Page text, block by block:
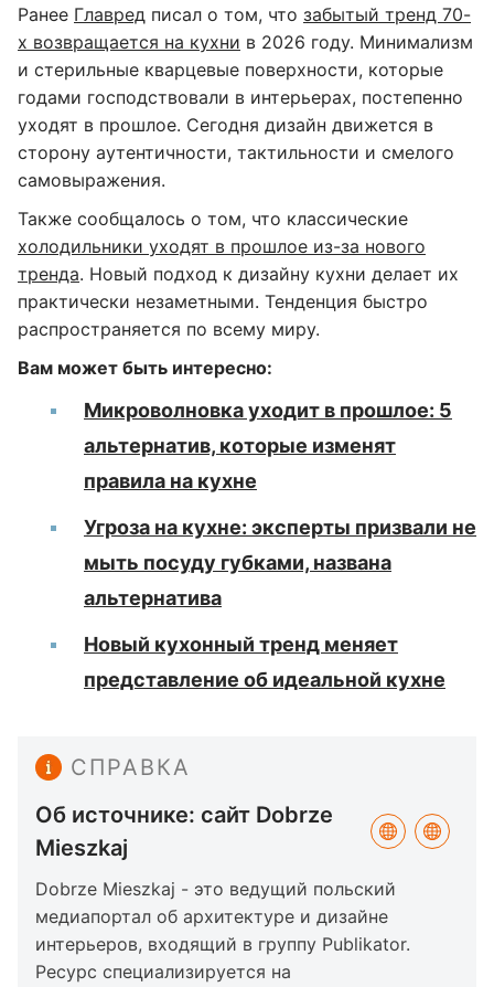
Ранее Главред писал о том, что забытый тренд 70-
х возвращается на кухни в 2026 году. Минимализм
и стерильные кварцевые поверхности, которые
годами господствовали в интерьерах, постепенно
уходят в прошлое. Сегодня дизайн движется в
сторону аутентичности, тактильности и смелого
самовыражения.
Также сообщалось о том, что классические
холодильники уходят в прошлое из-за нового
тренда. Новый подход к дизайну кухни делает их
практически незаметными. Тенденция быстро
распространяется по всему миру.
Вам может быть интересно:
Микроволновка уходит в прошлое: 5
альтернатив, которые изменят
правила на кухне
Угроза на кухне: эксперты призвали не
мыть посуду губками, названа
альтернатива
Новый кухонный тренд меняет
представление об идеальной кухне
СПРАВКА
Об источнике: сайт Dobrze
Mieszkaj
Dobrze Mieszkaj - это ведущий польский
медиапортал об архитектуре и дизайне
интерьеров, входящий в группу Publikator.
Ресурс специализируется на